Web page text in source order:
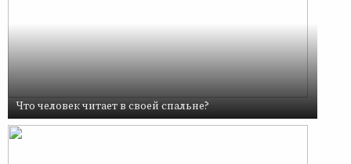
Что человек читает в своей спальне?